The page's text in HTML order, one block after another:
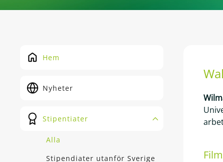
Hem
Nyheter
Stipentiater
Alla
Stipendiater utanför Sverige